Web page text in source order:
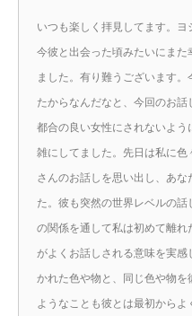
いつも楽しく拝見してます。ヨ
今彼と出会った頃みたいにまた
ました。有り難うございます
たからなんだなと、今回のお話
都合の良い女性にされないよ
雑にしてました。先日は私に
さんのお話しを思い出し、あ
た。彼も突然の世界レベルの
の関係を通して私は初めて離
がよくお話しされる意味を実
かれた色や物と、同じ色や物
ようなことも彼とは最初から